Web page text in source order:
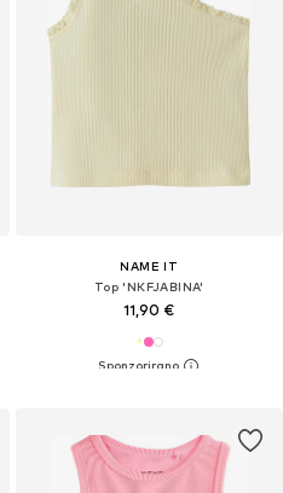
NAME IT
Top 'NKFJABINA'
11,90 €